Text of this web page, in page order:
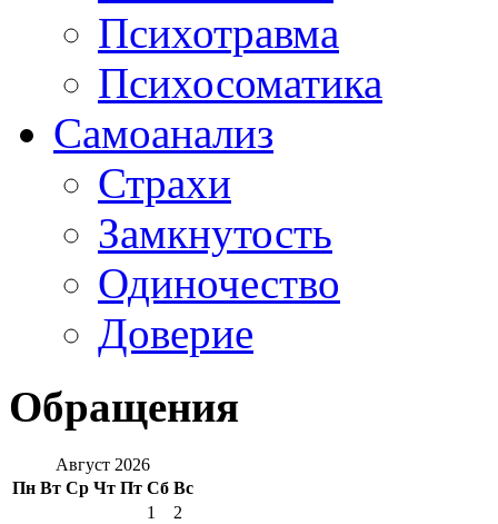
Психотравма
Психосоматика
Самоанализ
Страхи
Замкнутость
Одиночество
Доверие
Обращения
Август 2026
Пн Вт Ср Чт Пт Сб Вс
1
2